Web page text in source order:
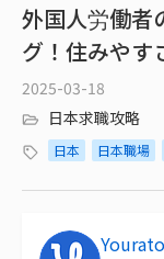
外国人労働者
グ！住みやす
2025-03-18
日本求職攻略
日本 日本職場